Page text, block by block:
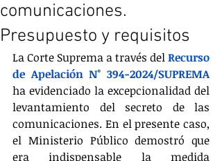
comunicaciones.
Presupuesto y requisitos
La Corte Suprema a través del Recurso
de Apelación N° 394-2024/SUPREMA
ha evidenciado la excepcionalidad del
levantamiento del secreto de las
comunicaciones. En el presente caso,
el Ministerio Público demostró que
era indispensable la medida